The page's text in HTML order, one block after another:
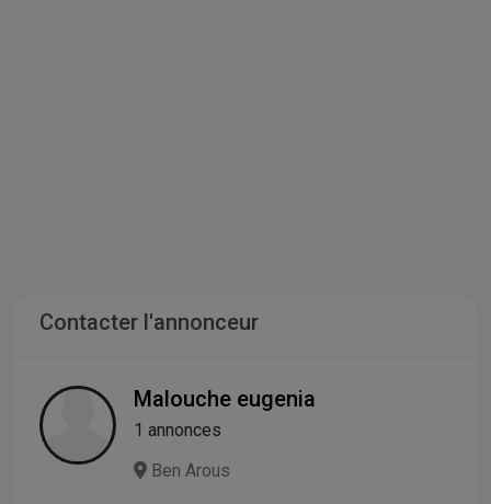
Contacter l'annonceur
Malouche eugenia
1 annonces
Ben Arous